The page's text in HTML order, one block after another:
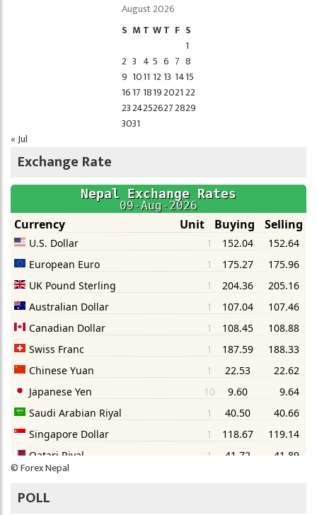
August 2026
S M T WT F S
1
2 3 4 5 6 7 8
9 1011 12 13 1415
1617 1819202122
23242526272829
3031
« Jul
Exchange Rate
©Forex Nepal
POLL